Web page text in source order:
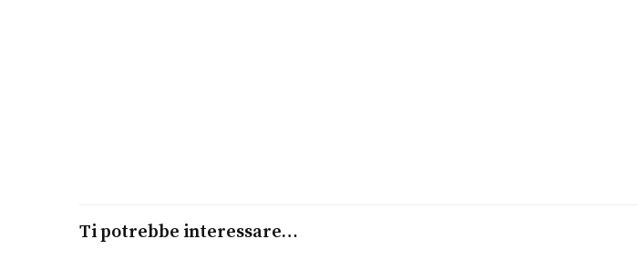
Ti potrebbe interessare…